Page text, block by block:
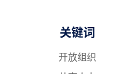
关键词
开放组织